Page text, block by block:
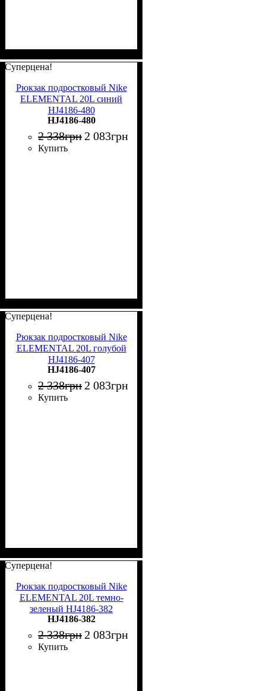
Суперцена!
Рюкзак подростковый Nike
ELEMENTAL 20L синий
HJ4186-480
HJ4186-480
2 338грн 2 083грн
Купить
Суперцена!
Рюкзак подростковый Nike
ELEMENTAL 20L голубой
HJ4186-407
HJ4186-407
2 338грн 2 083грн
Купить
Суперцена!
Рюкзак подростковый Nike
ELEMENTAL 20L темно-
зеленый HJ4186-382
HJ4186-382
2 338грн 2 083грн
Купить